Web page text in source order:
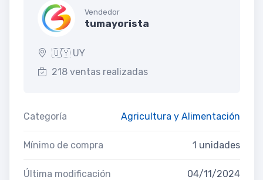
Vendedor
tumayorista
🇺🇾 UY
218 ventas realizadas
Categoría Agricultura y Alimentación
Mínimo de compra 1 unidades
Última modificación 04/11/2024